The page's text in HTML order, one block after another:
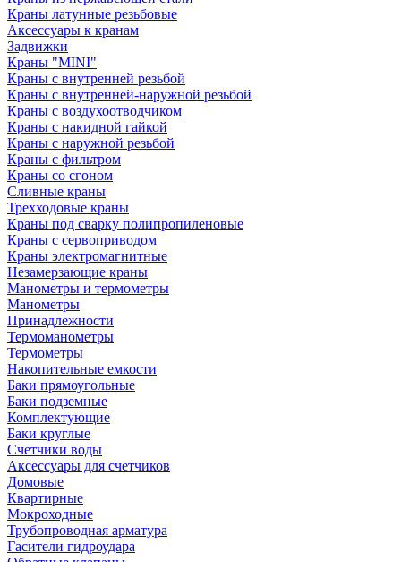
Краны латунные резьбовые
Аксессуары к кранам
Задвижки
Краны "MINI"
Краны с внутренней резьбой
Краны с внутренней-наружной резьбой
Краны с воздухоотводчиком
Краны с накидной гайкой
Краны с наружной резьбой
Краны с фильтром
Краны со сгоном
Сливные краны
Трехходовые краны
Краны под сварку полипропиленовые
Краны с сервоприводом
Краны электромагнитные
Незамерзающие краны
Манометры и термометры
Манометры
Принадлежности
Термоманометры
Термометры
Накопительные емкости
Баки прямоугольные
Баки подземные
Комплектующие
Баки круглые
Счетчики воды
Аксессуары для счетчиков
Домовые
Квартирные
Мокроходные
Трубопроводная арматура
Гасители гидроудара